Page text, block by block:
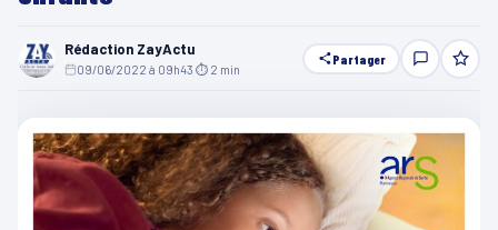
Rédaction ZayActu
09/06/2022 à 09h43 ⏱ 2 min
Partager